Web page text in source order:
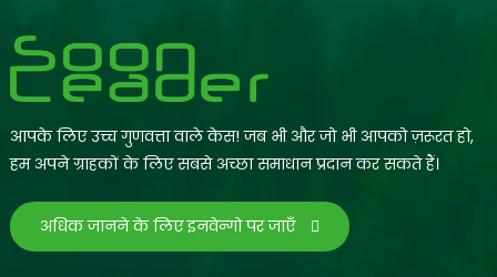
आपके लिए उच्च गुणवत्ता वाले केस! जब भी और जो भी आपको ज़रूरत हो,
हम अपने ग्राहकों के लिए सबसे अच्छा समाधान प्रदान कर सकते हैं।
अधिक जानने के लिए इनवेन्गो पर जाएँ